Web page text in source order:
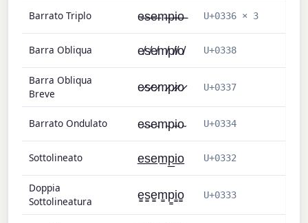
Barrato Triplo e̶̶̶s̶̶̶e̶̶̶m̶̶̶p̶̶̶i̶̶̶o̶̶̶ U+0336 × 3
Barra Obliqua e̸s̸e̸m̸p̸i̸o̸ U+0338
Barra Obliqua
Breve
e̷s̷e̷m̷p̷i̷o̷ U+0337
Barrato Ondulato e̴s̴e̴m̴p̴i̴o̴ U+0334
Sottolineato e̲s̲e̲m̲p̲i̲o̲ U+0332
Doppia
Sottolineatura
e̳s̳e̳m̳p̳i̳o̳ U+0333